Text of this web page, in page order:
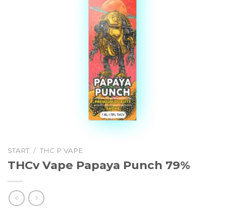
START / THC P VAPE
THCv Vape Papaya Punch 79%